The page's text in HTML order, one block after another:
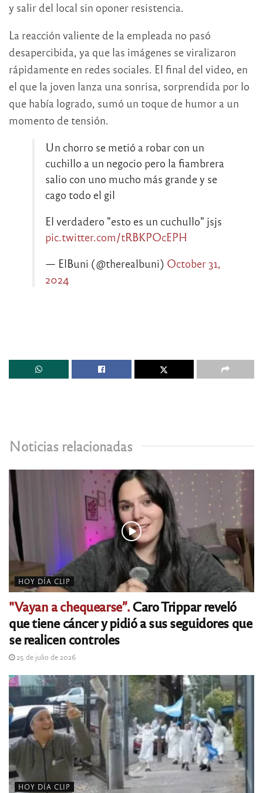
y salir del local sin oponer resistencia.
La reacción valiente de la empleada no pasó
desapercibida, ya que las imágenes se viralizaron
rápidamente en redes sociales. El final del video, en
el que la joven lanza una sonrisa, sorprendida por lo
que había logrado, sumó un toque de humor a un
momento de tensión.
Un chorro se metió a robar con un
cuchillo a un negocio pero la fiambrera
salio con uno mucho más grande y se
cago todo el gil
El verdadero "esto es un cuchullo" jsjs
pic.twitter.com/tRBKPOcEPH
— ElBuni (@therealbuni) October 31,
2024
Noticias relacionadas
HOY DÍA CLIP
"Vayan a chequearse”.Caro Trippar reveló
que tiene cáncer y pidió a sus seguidores que
se realicen controles
25 de julio de 2026
HOY DÍA CLIP